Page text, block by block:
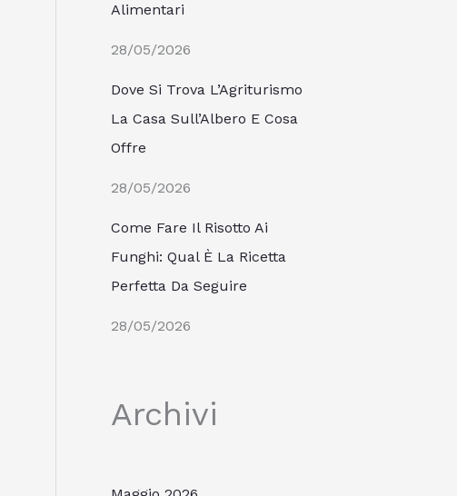
Alimentari
28/05/2026
Dove Si Trova L’Agriturismo
La Casa Sull’Albero E Cosa
Offre
28/05/2026
Come Fare Il Risotto Ai
Funghi: Qual È La Ricetta
Perfetta Da Seguire
28/05/2026
Archivi